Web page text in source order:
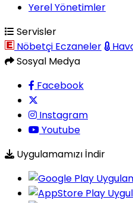
Yerel Yönetimler
Servisler
Nöbetçi Eczaneler
Sosyal Medya
Facebook
Instagram
Youtube
Uygulamamızı İndir